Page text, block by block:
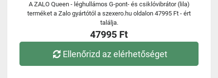
A ZALO Queen - léghullámos G-pont- és csiklóvibrátor (lila)
terméket a Zalo gyártótól a szexero.hu oldalon 47995 Ft - ért
találja.
47995 Ft
Ellenőrizd az elérhetőséget